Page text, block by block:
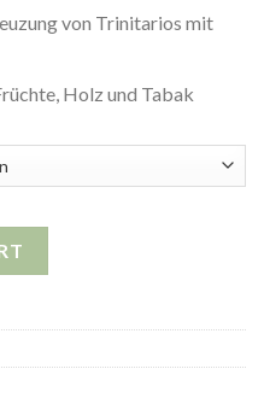
von Trinitarios mit
Holz und Tabak